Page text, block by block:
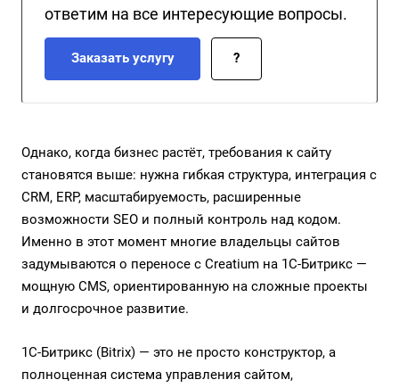
ответим на все интересующие вопросы.
Заказать услугу ?
Однако, когда бизнес растёт, требования к сайту
становятся выше: нужна гибкая структура, интеграция с
CRM, ERP, масштабируемость, расширенные
возможности SEO и полный контроль над кодом.
Именно в этот момент многие владельцы сайтов
задумываются о переносе с Creatium на 1С-Битрикс —
мощную CMS, ориентированную на сложные проекты
и долгосрочное развитие.
1С-Битрикс (Bitrix) — это не просто конструктор, а
полноценная система управления сайтом,